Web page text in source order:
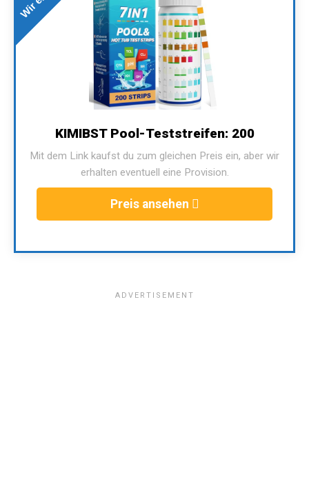
KIMIBST Pool-Teststreifen: 200
Mit dem Link kaufst du zum gleichen Preis ein, aber wir
erhalten eventuell eine Provision.
Preis ansehen